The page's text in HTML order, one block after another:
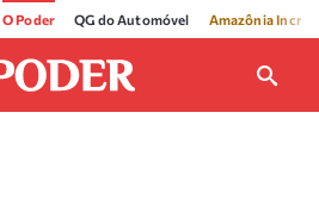
O Poder QG do Automóvel Amazônia